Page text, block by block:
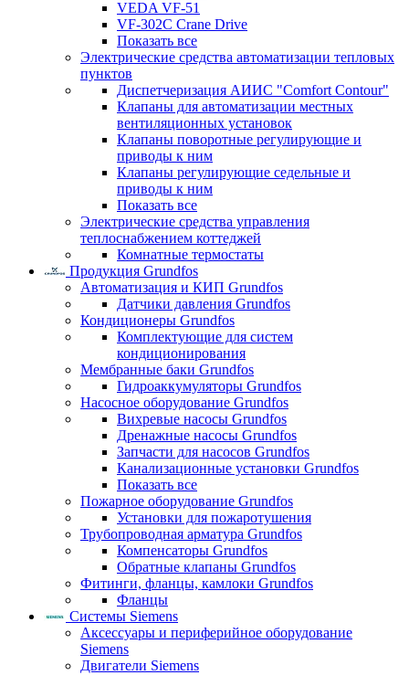
VEDA VF-51
VF-302C Crane Drive
Показать все
Электрические средства автоматизации тепловых
пунктов
Диспетчеризация АИИС "Comfort Contour"
Клапаны для автоматизации местных
вентиляционных установок
Клапаны поворотные регулирующие и
приводы к ним
Клапаны регулирующие седельные и
приводы к ним
Показать все
Электрические средства управления
теплоснабжением коттеджей
Комнатные термостаты
Продукция Grundfos
Автоматизация и КИП Grundfos
Датчики давления Grundfos
Кондиционеры Grundfos
Комплектующие для систем
кондиционирования
Мембранные баки Grundfos
Гидроаккумуляторы Grundfos
Насосное оборудование Grundfos
Вихревые насосы Grundfos
Дренажные насосы Grundfos
Запчасти для насосов Grundfos
Канализационные установки Grundfos
Показать все
Пожарное оборудование Grundfos
Установки для пожаротушения
Трубопроводная арматура Grundfos
Компенсаторы Grundfos
Обратные клапаны Grundfos
Фитинги, фланцы, камлоки Grundfos
Фланцы
Системы Siemens
Аксессуары и периферийное оборудование
Siemens
Двигатели Siemens